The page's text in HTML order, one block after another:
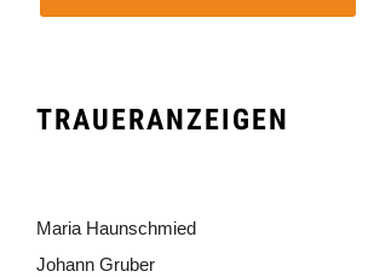
TRAUERANZEIGEN
Maria Haunschmied
Johann Gruber